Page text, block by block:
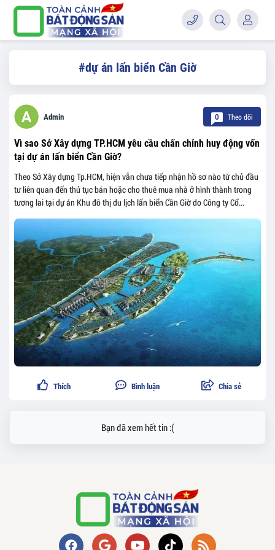
#dự án lấn biển Cần Giờ
Admin 0 Theo dõi
Vì sao Sở Xây dựng TP.HCM yêu cầu chấn chỉnh huy động vốn
tại dự án lấn biển Cần Giờ?
Theo Sở Xây dựng Tp.HCM, hiện vẫn chưa tiếp nhận hồ sơ nào từ chủ đầu
tư liên quan đến thủ tục bán hoặc cho thuê mua nhà ở hình thành trong
tương lai tại dự án Khu đô thị du lịch lấn biển Cần Giờ do Công ty Cổ...
Thích Bình luận Chia sẻ
Bạn đã xem hết tin :(